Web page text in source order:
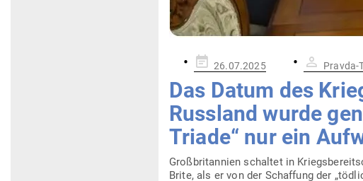
Gepostet
am
26.07.2025 Pravda-
Das Datum des
Russland wurde
Triade“ nur ein
Groß­bri­tannien schaltet in
Brite, als er von der Schaffung der